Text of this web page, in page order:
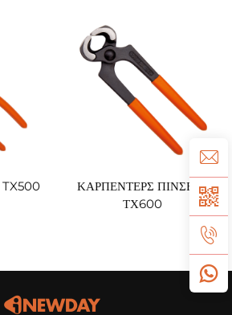
TX500
ΚΑΡΠΕΝΤΕΡΣ ΠΙΝΣΕΡΣ
ΤΧ600